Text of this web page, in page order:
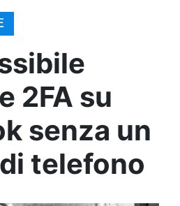
2FA su
senza un
telefono